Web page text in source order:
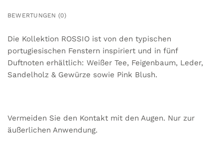
BEWERTUNGEN (0)
Die Kollektion ROSSIO ist von den typischen
portugiesischen Fenstern inspiriert und in fünf
Duftnoten erhältlich: Weißer Tee, Feigenbaum, Leder,
Sandelholz & Gewürze sowie Pink Blush.
Vermeiden Sie den Kontakt mit den Augen. Nur zur
äußerlichen Anwendung.